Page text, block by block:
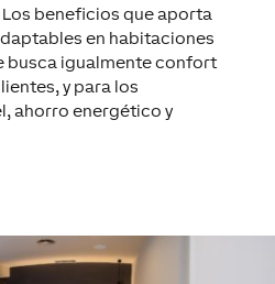
beneficios que aporta
en habitaciones
busca igualmente confort
y para los
ahorro energético y